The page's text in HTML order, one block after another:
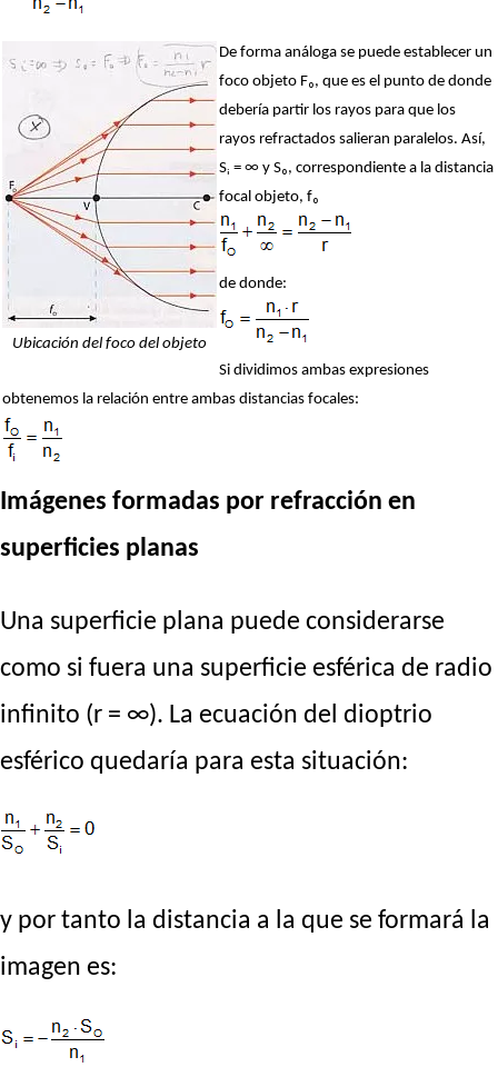
Ubicación del foco del objeto
De forma análoga se puede establecer un
foco objeto F₀, que es el punto de donde
debería partir los rayos para que los
rayos refractados salieran paralelos. Así,
Sᵢ = ∞ y S₀, correspondiente a la distancia
focal objeto, f₀
de donde:
Si dividimos ambas expresiones
obtenemos la relación entre ambas distancias focales:
Imágenes formadas por refracción en
superficies planas
Una superficie plana puede considerarse
como si fuera una superficie esférica de radio
infinito (r = ∞). La ecuación del dioptrio
esférico quedaría para esta situación:
y por tanto la distancia a la que se formará la
imagen es: